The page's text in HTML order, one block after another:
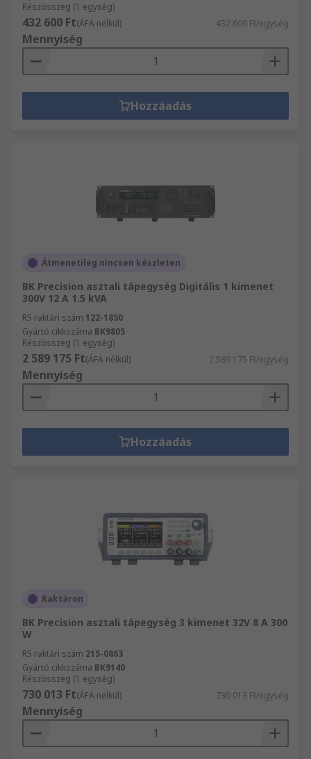
Részösszeg (1 egység)
432 600 Ft(ÁFA nélkül) 432 600 Ft/egység
Mennyiség
Hozzáadás
Átmenetileg nincsen készleten
BK Precision asztali tápegység Digitális 1 kimenet
300V 12 A 1.5 kVA
RS raktári szám 122-1850
Gyártó cikkszáma BK9805
Részösszeg (1 egység)
2 589 175 Ft(ÁFA nélkül) 2 589 175 Ft/egység
Mennyiség
Hozzáadás
Raktáron
BK Precision asztali tápegység 3 kimenet 32V 8 A 300
W
RS raktári szám 215-0863
Gyártó cikkszáma BK9140
Részösszeg (1 egység)
730 013 Ft(ÁFA nélkül) 730 013 Ft/egység
Mennyiség